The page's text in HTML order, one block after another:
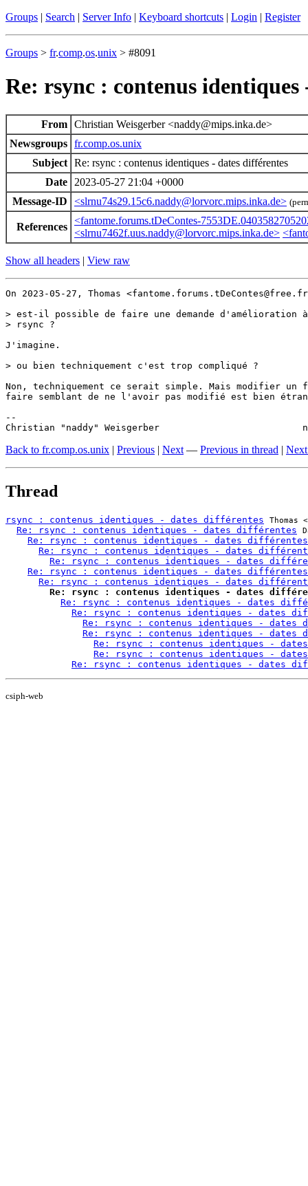
Groups | Search | Server Info | Keyboard shortcuts | Login | Register
Groups > fr.comp.os.unix > #8091
Re: rsync : contenus identiques
From Christian Weisgerber <naddy@mips.inka.de>
Newsgroups fr.comp.os.unix
Subject Re: rsync : contenus identiques - dates différentes
Date
2023-05-27 21:04 +0000
Message-ID
<slrnu74s29.15c6.naddy@lorvorc.mips.inka.de>
References
<fantome.forums.tDeContes-
<slrnu7462f.uus.naddy@lorvorc.mips.inka.de>
Show all headers | View raw
On 2023-05-27, Thomas
> est-il possible de faire une demande d'amélioration
> rsync ?
J'imagine.
> ou bien techniquement c'est trop compliqué ?
Non, techniquement ce serait simple. Mais modifier
faire semblant de ne l'avoir pas modifié est bien
--
Christian "naddy" Weisgerber
Back to fr.comp.os.unix | Previous | Next — Previous in thread |
Thread
rsync : contenus identiques - dates différentes Thomas
Re: rsync : contenus identiques - dates différentes
Re: rsync : contenus identiques - dates différentes
Re: rsync : contenus identiques - dates
Re: rsync : contenus identiques - dates
Re: rsync : contenus identiques - dates différentes
Re: rsync : contenus identiques - dates
Re: rsync : contenus identiques - dates
Re: rsync : contenus identiques - dates
Re: rsync : contenus identiques - dates
Re: rsync : contenus identiques - dates
Re: rsync : contenus identiques - dates
Re: rsync : contenus identiques -
Re: rsync : contenus identiques -
Re: rsync : contenus identiques - dates
csiph-web